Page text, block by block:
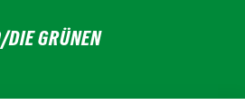
GRÜNEN